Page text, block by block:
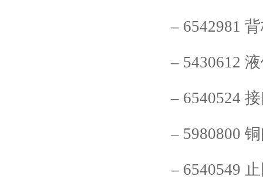
– 6542981
– 5430612
– 6540524
– 5980800
– 6540549